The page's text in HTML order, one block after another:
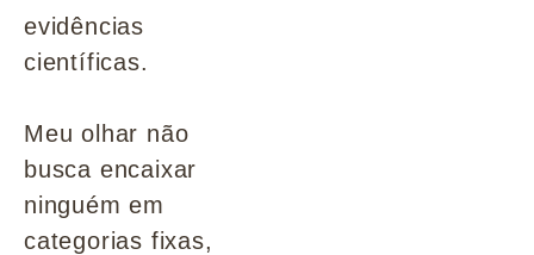
evidências
científicas.
Meu olhar não
busca encaixar
ninguém em
categorias fixas,